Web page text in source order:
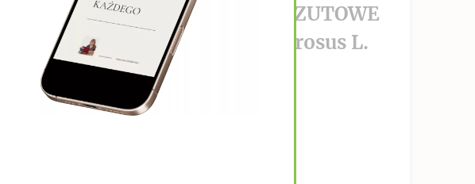
PRZECIWPRZERZUTOWE
Helianthus Tuberosus L.
CZYTAJ DALEJ >>